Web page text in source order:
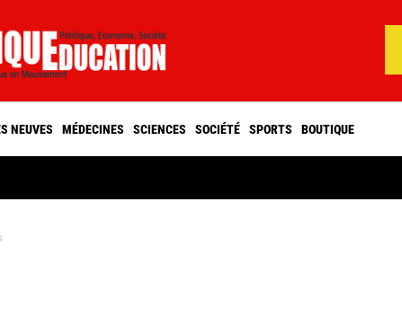
NEUVES MÉDECINES SCIENCES SOCIÉTÉ SPORTS BOUTIQUE